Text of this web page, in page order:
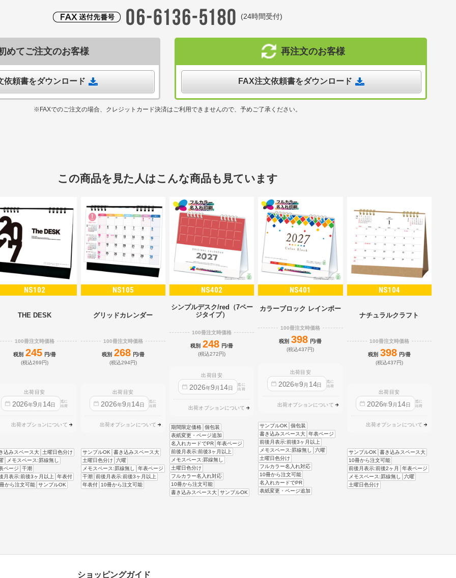
(24時間受付)
めてご注文のお客様
依頼書をダウンロード
再注文のお客様
FAX注文依頼書をダウンロード
※FAXでのご注文の場合、クレジットカード決済はご利用できませんので、予めご了承ください。
この商品を見た人はこんな商品も見ています
NS102
THE DESK
100冊注文時価格
税別 245 円/冊
(税込269円)
出荷目安
2026年9 月 14日
迄に
出荷
出荷オプションについて
込みスペース大
土曜日色分け
メモスペース:罫線無し
ページ
干潮
月表示:前後3ヶ月以上
年表付
から注文可能 サンプルOK
NS105
グリッドカレンダー
100冊注文時価格
税別 268 円/冊
(税込294円)
出荷目安
2026年9 月 14日
迄に
出荷
出荷オプションについて
サンプルOK
書き込みスペース大
土曜日色分け
六曜
メモスペース:罫線無し
年表ページ
干潮 前後月表示:前後3ヶ月以上
年表付
10冊から注文可能
NS402
シンプルデスク/red（7ペー
ジタイプ）
100冊注文時価格
税別 248 円/冊
(税込272円)
出荷目安
2026年9 月 14日
迄に
出荷
出荷オプションについて
期間限定価格 個包装
表紙変更・ページ追加
名入れカードでPR 年表ページ
前後月表示:前後3ヶ月以上
メモスペース:罫線無し
土曜日色分け
フルカラー名入れ対応
10冊から注文可能
書き込みスペース大 サンプルOK
NS401
カラーブロック レインボー
100冊注文時価格
税別 398 円/冊
(税込437円)
出荷目安
2026年9 月 14日
迄に
出荷
出荷オプションについて
サンプルOK 個包装
書き込みスペース大 年表ページ
前後月表示:前後3ヶ月以上
メモスペース:罫線無し
六曜
土曜日色分け
フルカラー名入れ対応
10冊から注文可能
名入れカードでPR
表紙変更・ページ追加
NS104
ナチュラルクラフト
100冊注文時価格
税別 398 円/冊
(税込437円)
出荷目安
2026年9 月 14日
迄に
出荷
出荷オプションについて
サンプルOK
書き込みスペース大
10冊から注文可能
前後月表示:前後2ヶ月
年表ページ
メモスペース:罫線無し
六曜
土曜日色分け
ショッピングガイド